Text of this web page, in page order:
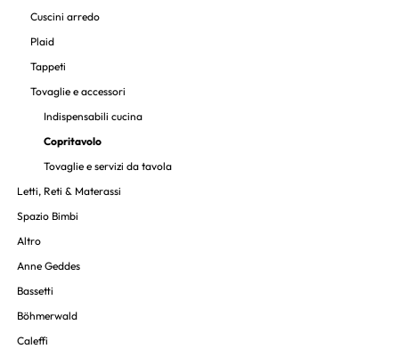
Cuscini arredo
Plaid
Tappeti
Tovaglie e accessori
Indispensabili cucina
Copritavolo
Tovaglie e servizi da tavola
Letti, Reti & Materassi
Spazio Bimbi
Altro
Anne Geddes
Bassetti
Böhmerwald
Caleffi